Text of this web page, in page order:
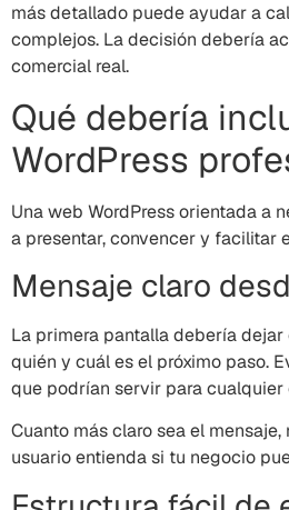
más detallado puede ayudar a
complejos. La decisión debería
comercial real.
Qué debería
WordPress
Una web WordPress orientada a
a presentar, convencer y facilitar
Mensaje claro
La primera pantalla debería
quién y cuál es el próximo paso.
que podrían servir para cualquier
Cuanto más claro sea el
usuario entienda si tu negocio